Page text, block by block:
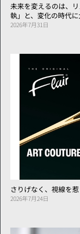
未来を変えるのは、
執」と、変化の時代
2026年7月31日
さりげなく、視線を
2026年7月24日